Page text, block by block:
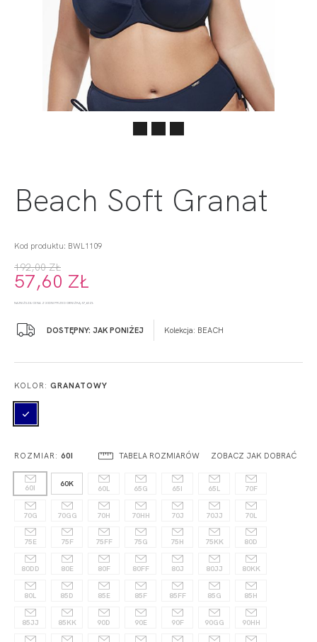
Beach Soft Granat
Kod produktu: BWL1109
192,00 ZŁ
57,60 ZŁ
NAJNIŻSZA CENA Z 30 DNI PRZED OBNIŻKĄ: 57,60 ZŁ
DOSTĘPNY: JAK PONIŻEJ Kolekcja: BEACH
KOLOR: GRANATOWY
ROZMIAR: 60I TABELA ROZMIARÓW ZOBACZ JAK DOBRAĆ
60I 60K
60L 65G 65I 65L 70F
70G 70GG 70H 70HH 70J 70JJ 70L
75E 75F 75FF 75G 75H 75KK 80D
80DD 80E 80F 80FF 80J 80JJ 80KK
80L 85D 85E 85F 85FF 85G 85H
85JJ 85KK 90D 90E 90F 90GG 90HH